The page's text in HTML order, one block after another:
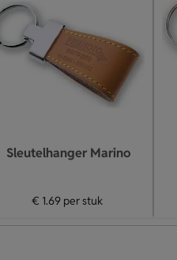
Sleutelhanger Marino
€ 1.69per stuk